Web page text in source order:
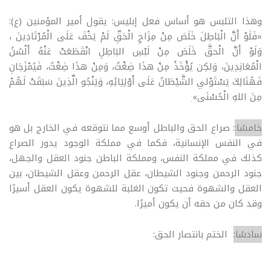
وهذا التلبس هو أساس فعل إبليس: يقول أمير المؤمنين (ع):
«فَلَوْ أَنَّ الْبَاطِلَ خَلَصَ مِنْ مِزَاجِ الْحَقِّ لَمْ يَخْفَ عَلَى الْمُرْتَادِينَ ،
وَلَوْ أَنَّ الْحقَّ خَلَصَ مِنْ لَبْسِ البَاطِلِ انْقَطَعَتْ عَنْهُ أَلْسُنُ
الْمُعَانِدِينَ، وَلكِن يُؤْخَذُ مِنْ هذَا ضِغْثٌ، وَمِنْ هذَا ضِغْثٌ، فَيُمْزَجَانِ
فَهُنَالِكَ يَسْتَوْلي الشَّيْطَانُ عَلَى أَوْلِيَائِهِ، وَيَنْجُو الَّذِينَ سَبَقَتْ لَهُمْ
مِنَ اللهِ الْحُسْنَى».
خامسًا:: صراع الحق والباطل أوسع مما نتوقعه في الخارج بل هو
في النفس الإنسانية، فكما في مملكة الوجود يدور الصراع
كذلك في مملكة النفس، ومملكة الباطن جنود العقل والجهل،
جنود الرحمن وجنود الشيطان، عقل الرحمن وعقل الشيطان، بين
العقل والشهوة فحيث تكون الغلبة للشهوة يكون العقل أسيرًا
وقد كان من حقه أن يكون أميرًا.
سادسًا: الختم بانتصار الحق: